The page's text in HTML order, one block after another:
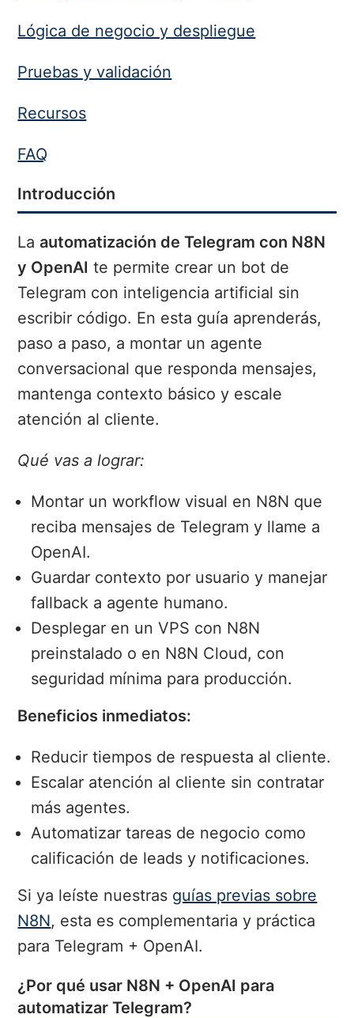
Lógica de negocio y despliegue
Pruebas y validación
Recursos
FAQ
Introducción
La automatización de Telegram con N8N
y OpenAI te permite crear un bot de
Telegram con inteligencia artificial sin
escribir código. En esta guía aprenderás,
paso a paso, a montar un agente
conversacional que responda mensajes,
mantenga contexto básico y escale
atención al cliente.
Qué vas a lograr:
Montar un workflow visual en N8N que
reciba mensajes de Telegram y llame a
OpenAI.
Guardar contexto por usuario y manejar
fallback a agente humano.
Desplegar en un VPS con N8N
preinstalado o en N8N Cloud, con
seguridad mínima para producción.
Beneficios inmediatos:
Reducir tiempos de respuesta al cliente.
Escalar atención al cliente sin contratar
más agentes.
Automatizar tareas de negocio como
calificación de leads y notificaciones.
Si ya leíste nuestras guías previas sobre
N8N, esta es complementaria y práctica
para Telegram + OpenAI.
¿Por qué usar N8N + OpenAI para
automatizar Telegram?